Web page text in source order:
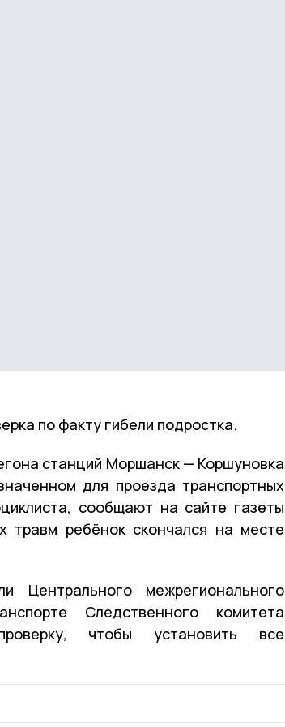
по факту гибели подростка.
станций Моршанск — Коршуновка
для проезда транспортных
сообщают на сайте газеты
травм ребёнок скончался на месте
Центрального межрегионального
Следственного комитета
чтобы установить все